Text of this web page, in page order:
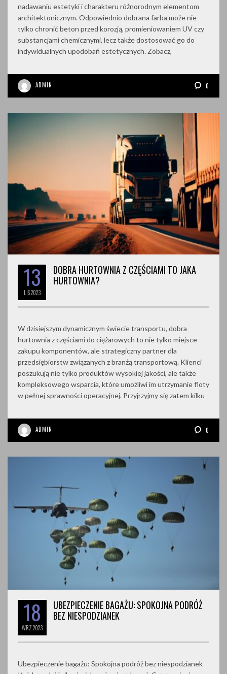
nadawaniu estetyki i charakteru różnorodnym elementom
architektonicznym. Odpowiednio dobrana farba może nie
tylko chronić beton przed korozją, promieniowaniem UV czy
substancjami chemicznymi, lecz także dostosować go do
indywidualnych upodobań estetycznych. Zobacz,
ADMIN 0
13
LIS2023
DOBRA HURTOWNIA Z CZĘŚCIAMI TO JAKA
HURTOWNIA?
W dzisiejszym dynamicznym świecie transportu, dobra
hurtownia z częściami do ciężarowych to nie tylko miejsce
zakupu komponentów, ale strategiczny partner dla
przedsiębiorstw związanych z branżą transportową. Klienci
poszukują nie tylko produktów wysokiej jakości, ale także
kompleksowego wsparcia, które umożliwi im utrzymanie floty
w pełnej sprawności operacyjnej. Przyjrzyjmy się zatem kilku
ADMIN 0
18
WRZ2023
UBEZPIECZENIE BAGAŻU: SPOKOJNA PODRÓŻ
BEZ NIESPODZIANEK
Ubezpieczenie bagażu: Spokojna podróż bez niespodzianek